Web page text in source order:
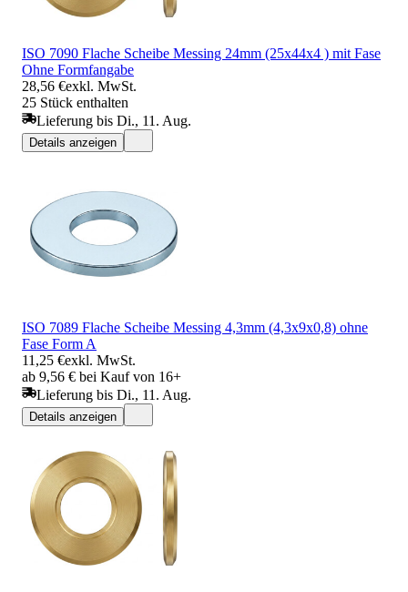
ISO 7090 Flache Scheibe Messing 24mm (25x44x4 ) mit Fase
Ohne Formfangabe
28,56 €exkl. MwSt.
25 Stück enthalten
Lieferung bis Di., 11. Aug.
Details anzeigen
ISO 7089 Flache Scheibe Messing 4,3mm (4,3x9x0,8) ohne
Fase Form A
11,25 €exkl. MwSt.
ab 9,56 € bei Kauf von 16+
Lieferung bis Di., 11. Aug.
Details anzeigen